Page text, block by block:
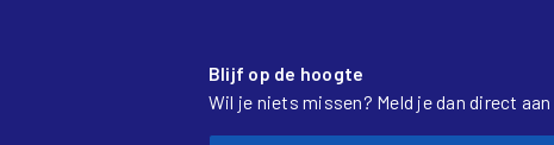
Blijf op de hoogte
Wil je niets missen? Meld je dan direct